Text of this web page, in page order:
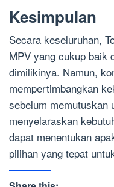
Kesimpulan
Secara keseluruhan,
MPV yang cukup baik
dimilikinya. Namun,
mempertimbangkan
sebelum memutuskan
menyelaraskan
dapat menentukan
pilihan yang tepat